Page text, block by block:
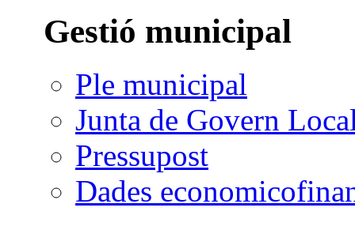
Gestió municipal
Ple municipal
Junta de Govern
Pressupost
Dades